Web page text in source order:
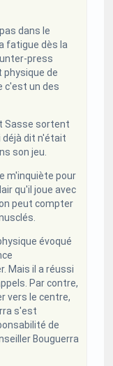
dans le
fatigue dès la
press
de
c'est un des
Sasse sortent
déjà dit n'était
son jeu.
m'inquiète pour
qu'il joue avec
peut compter
évoqué
Mais il a réussi
Par contre,
vers le centre,
s'est
de
Bouguerra